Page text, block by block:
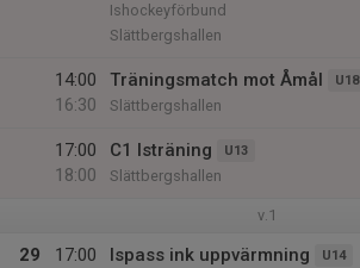
Ishockeyförbund
Slättbergshallen
14:00
16:30
Träningsmatch mot Åmål U18
Slättbergshallen
17:00
18:00
C1 Isträning U13
Slättbergshallen
v.1
29
17:00
Ispass ink uppvärmning U14